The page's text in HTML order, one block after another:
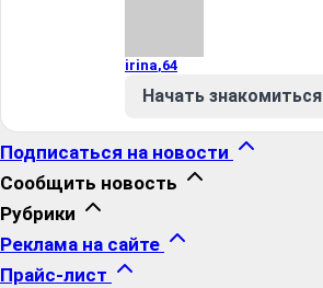
irina,64
Начать знакомиться
Подписаться на новости
Сообщить новость
Рубрики
Реклама на сайте
Прайс-лист